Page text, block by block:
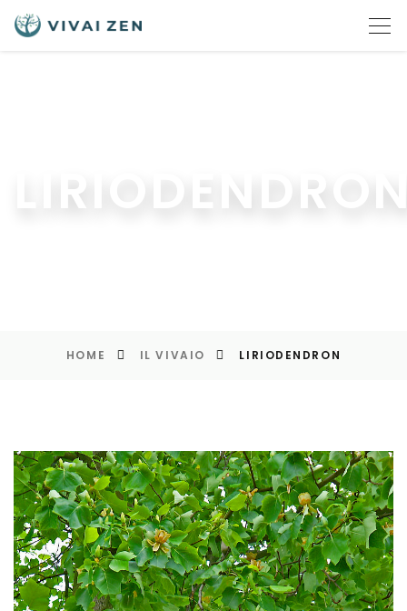
HOME IL VIVAIO LIRIODENDRON